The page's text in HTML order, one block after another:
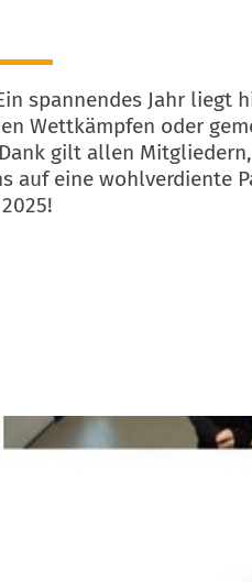
spannendes Jahr
Wettkämpfen oder
gilt allen
auf eine